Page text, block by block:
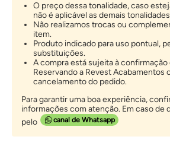
O preço dessa tonalidade, caso
não é aplicável as demais
Não realizamos trocas ou
item.
Produto indicado para uso pontual,
substituições.
A compra está sujeita à confirmação
Reservando a Revest Acabamentos
cancelamento do pedido.
Para garantir uma boa experiência,
informações com atenção. Em caso de
pelo
canal de Whatsapp